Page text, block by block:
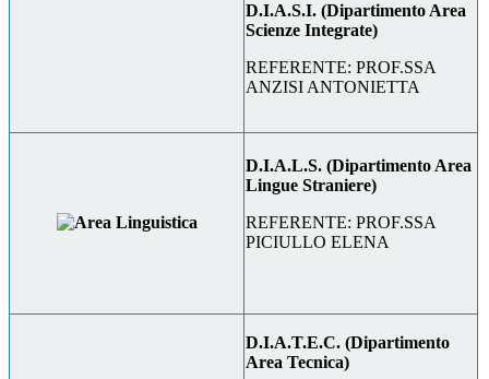
D.I.A.S.I. (Dipartimento Area
Scienze Integrate)
REFERENTE: PROF.SSA
ANZISI ANTONIETTA
D.I.A.L.S. (Dipartimento Area
Lingue Straniere)
REFERENTE: PROF.SSA
PICIULLO ELENA
D.I.A.T.E.C. (Dipartimento
Area Tecnica)